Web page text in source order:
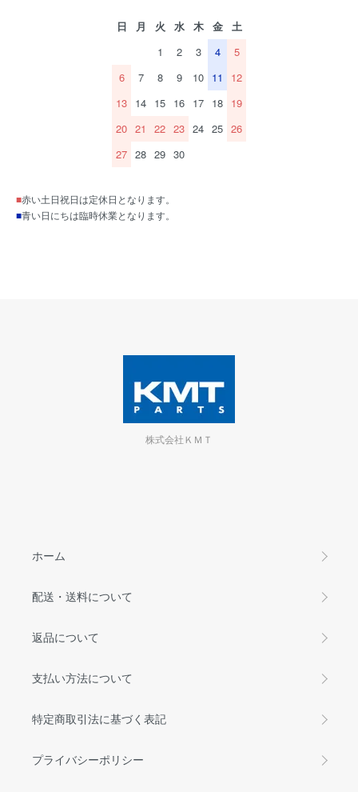
日 月 火 水 木 金
土
1
2 3 4
5
6
7 8 9 10 11
12
13 14 15 16 17 18 19
20 21 22 23 24 25 26
27 28 29 30
■赤い土日祝日は定休日となります。
■青い日にちは臨時休業となります。
株式会社ＫＭＴ
ホーム
配送・送料について
返品について
支払い方法について
特定商取引法に基づく表記
プライバシーポリシー